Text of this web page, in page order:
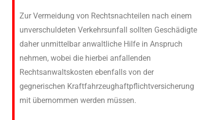
Zur Vermeidung von Rechtsnachteilen nach einem
unverschuldeten Verkehrsunfall sollten Geschädigte
daher unmittelbar anwaltliche Hilfe in Anspruch
nehmen, wobei die hierbei anfallenden
Rechtsanwaltskosten ebenfalls von der
gegnerischen Kraftfahrzeughaftpflichtversicherung
mit übernommen werden müssen.